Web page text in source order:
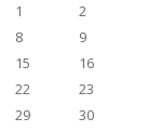
1
2
8
9
15
16
22
23
29
30